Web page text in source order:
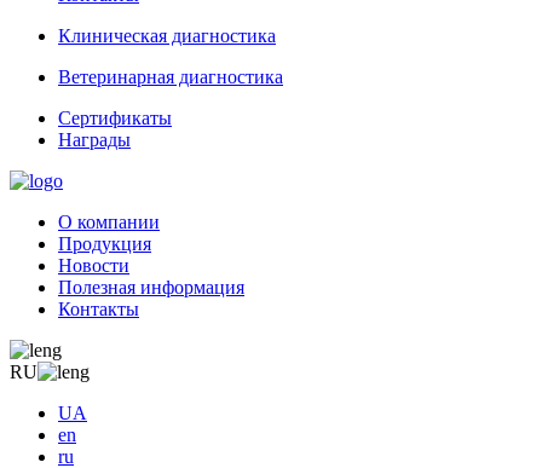
Клиническая диагностика
Ветеринарная диагностика
Сертификаты
Награды
О компании
Продукция
Новости
Полезная информация
Контакты
RU
UA
en
ru